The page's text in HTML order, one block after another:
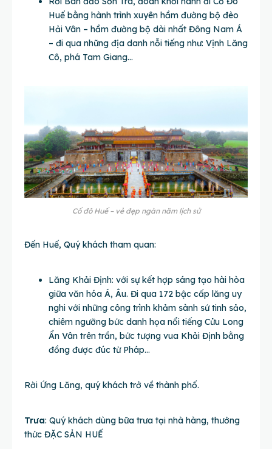
Huế bằng hành trình xuyên hầm đường bộ đèo
Hải Vân – hầm đường bộ dài nhất Đông Nam Á
– đi qua những địa danh nỗi tiếng như: Vịnh Lăng
Cô, phá Tam Giang…
Cố đô Huế – vẻ đẹp ngàn năm lịch sử
Đến Huế, Quý khách tham quan:
Lăng Khải Định: với sự kết hợp sáng tạo hài hòa
giữa văn hóa Á, Âu. Đi qua 172 bậc cấp lăng uy
nghi với những công trình khảm sành sứ tinh sảo,
chiêm ngưỡng bức danh họa nổi tiếng Cửu Long
Ẩn Vân trên trần, bức tượng vua Khải Định bằng
đồng được đúc từ Pháp…
Rời Ứng Lăng, quý khách trở về thành phố.
Trưa: Quý khách dùng bữa trưa tại nhà hàng, thưởng
thức ĐẶC SẢN HUẾ